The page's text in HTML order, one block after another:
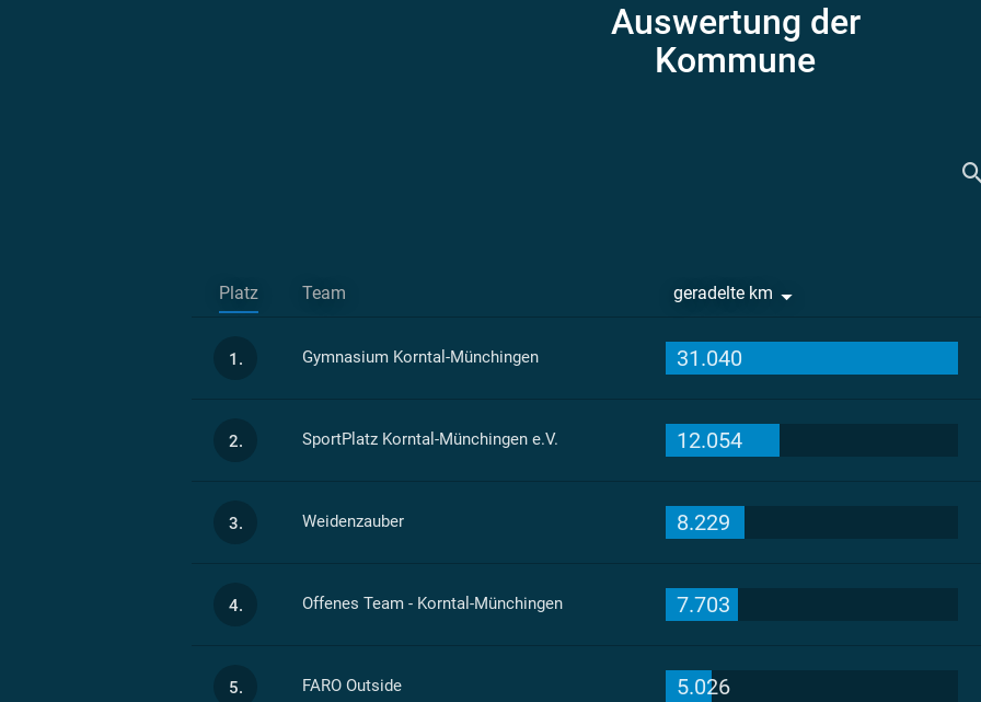
Auswertung der
Kommune
Platz Team geradelte km
1. Gymnasium Korntal-Münchingen 31.040
2. SportPlatz Korntal-Münchingen e.V. 12.054
3. Weidenzauber 8.229
4. Offenes Team - Korntal-Münchingen 7.703
5. FARO Outside 5.026